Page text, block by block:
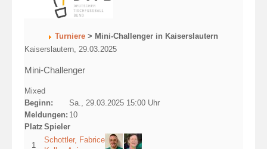
Turniere > Mini-Challenger in Kaiserslautern
Kaiserslautern, 29.03.2025
Mini-Challenger
Mixed
Beginn:
Sa., 29.03.2025 15:00 Uhr
Meldungen: 10
Platz Spieler
1
Schottler, Fabrice